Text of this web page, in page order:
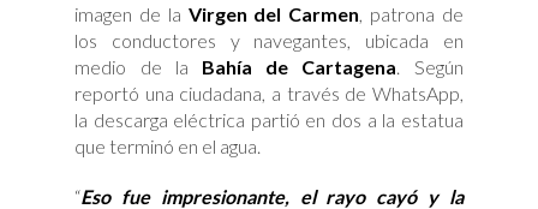
imagen de la Virgen del Carmen , patrona de
los conductores y navegantes, ubicada en
medio de la Bahía de Cartagena . Según
reportó una ciudadana, a través de WhatsApp,
la descarga eléctrica partió en dos a la estatua
que terminó en el agua.
“Eso fue impresionante, el rayo cayó y la